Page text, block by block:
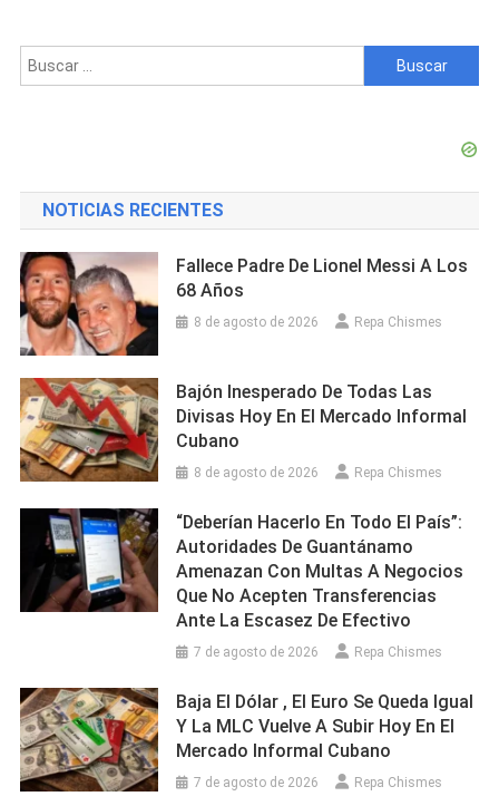
Buscar:
NOTICIAS RECIENTES
Fallece Padre De Lionel Messi A Los
68 Años
8 de agosto de 2026 Repa Chismes
Bajón Inesperado De Todas Las
Divisas Hoy En El Mercado Informal
Cubano
8 de agosto de 2026 Repa Chismes
“Deberían Hacerlo En Todo El País”:
Autoridades De Guantánamo
Amenazan Con Multas A Negocios
Que No Acepten Transferencias
Ante La Escasez De Efectivo
7 de agosto de 2026 Repa Chismes
Baja El Dólar , El Euro Se Queda Igual
Y La MLC Vuelve A Subir Hoy En El
Mercado Informal Cubano
7 de agosto de 2026 Repa Chismes